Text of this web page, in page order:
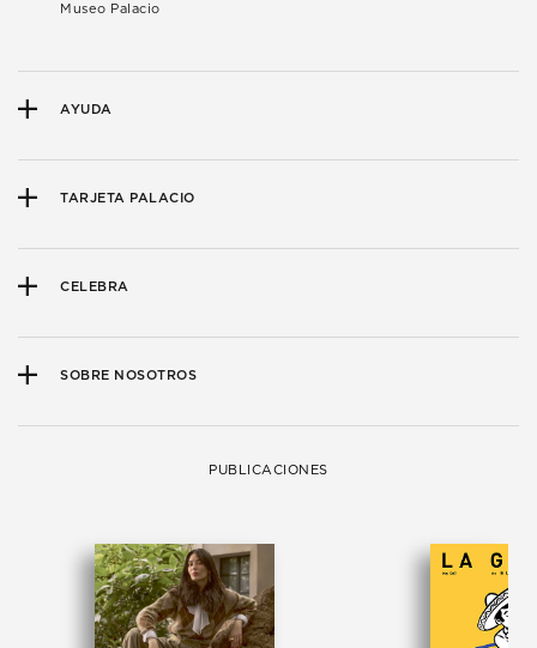
Museo Palacio
AYUDA
TARJETA PALACIO
CELEBRA
SOBRE NOSOTROS
PUBLICACIONES